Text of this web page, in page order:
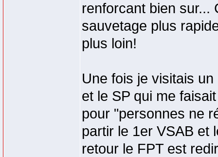
renforcant bien sur...
sauvetage plus
plus loin!
Une fois je visitais
et le SP qui me
pour "personnes ne
partir le 1er VSAB et
retour le FPT est